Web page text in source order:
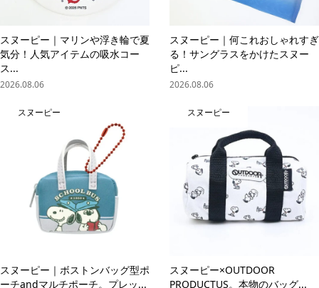
スヌーピー｜マリンや浮き輪で夏
気分！人気アイテムの吸水コー
ス...
2026.08.06
スヌーピー｜何これおしゃれすぎ
る！サングラスをかけたスヌー
ピ...
2026.08.06
スヌーピー
スヌーピー｜ボストンバッグ型ポ
ーチandマルチポーチ。プレッ...
スヌーピー
スヌーピー×OUTDOOR
PRODUCTUS。本物のバッグ...
online store company info contact us